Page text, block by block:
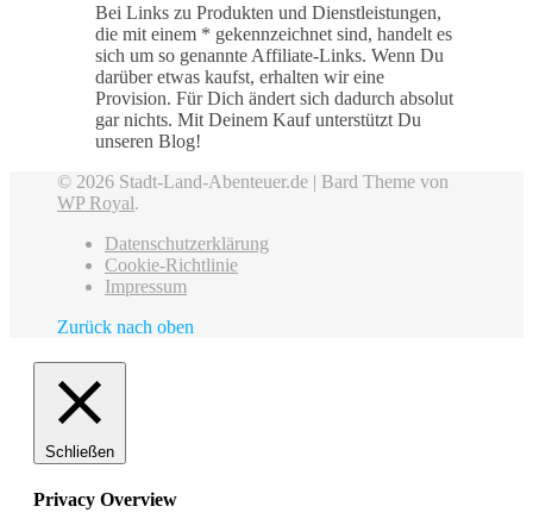
Bei Links zu Produkten und Dienstleistungen,
die mit einem * gekennzeichnet sind, handelt es
sich um so genannte Affiliate-Links. Wenn Du
darüber etwas kaufst, erhalten wir eine
Provision. Für Dich ändert sich dadurch absolut
gar nichts. Mit Deinem Kauf unterstützt Du
unseren Blog!
© 2026 Stadt-Land-Abenteuer.de | Bard Theme von
WP Royal.
Datenschutzerklärung
Cookie-Richtlinie
Impressum
Zurück nach oben
Schließen
Privacy Overview